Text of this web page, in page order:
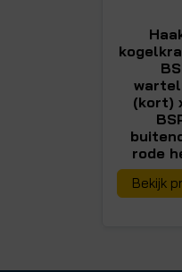
(kort)
rode
Bekijk